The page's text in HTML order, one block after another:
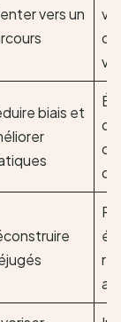
vers un
biais et